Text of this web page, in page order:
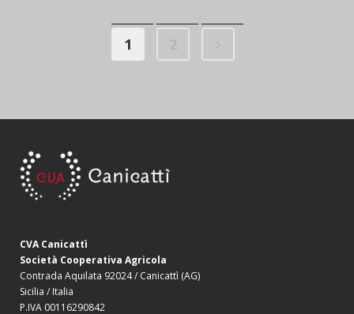
1
CVA Canicattì
Società Cooperativa Agricola
Contrada Aquilata 92024 / Canicattì (AG)
Sicilia / Italia
P.IVA 00116290842